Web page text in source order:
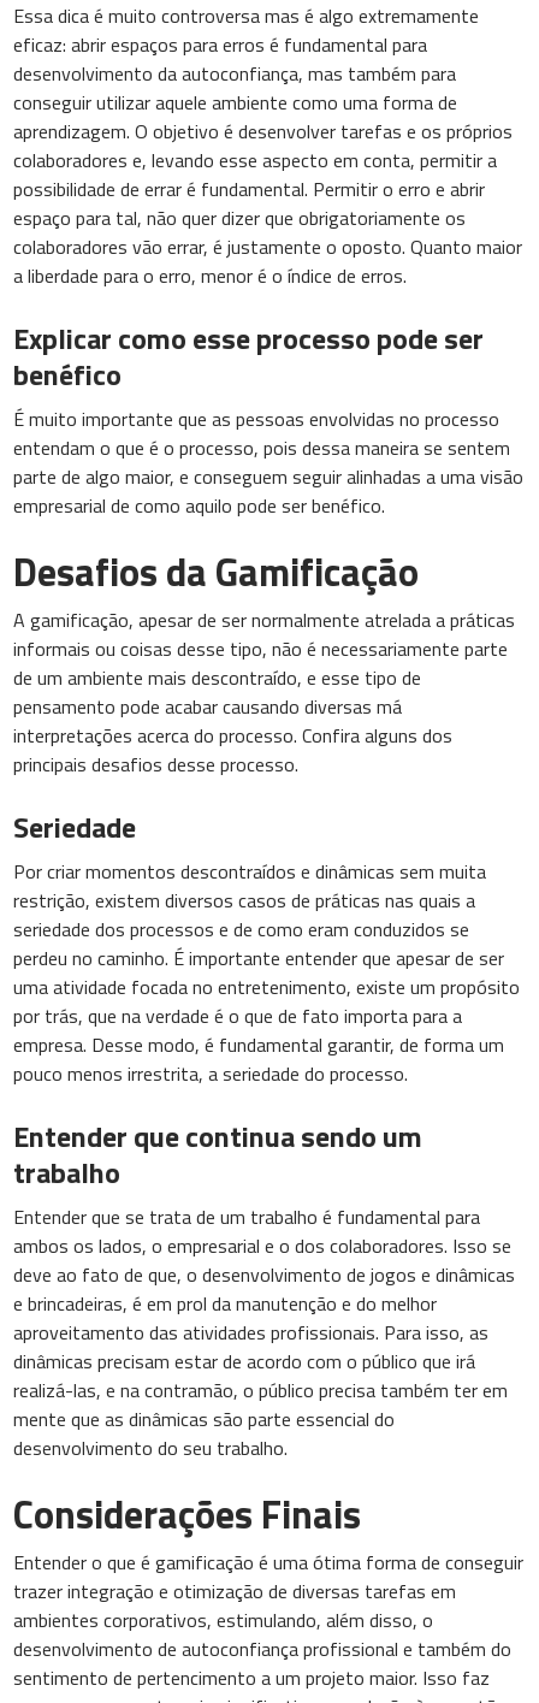
Essa dica é muito controversa mas é algo extremamente
eficaz: abrir espaços para erros é fundamental para
desenvolvimento da autoconfiança, mas também para
conseguir utilizar aquele ambiente como uma forma de
aprendizagem. O objetivo é desenvolver tarefas e os próprios
colaboradores e, levando esse aspecto em conta, permitir a
possibilidade de errar é fundamental. Permitir o erro e abrir
espaço para tal, não quer dizer que obrigatoriamente os
colaboradores vão errar, é justamente o oposto. Quanto maior
a liberdade para o erro, menor é o índice de erros.
Explicar como esse processo pode ser
benéfico
É muito importante que as pessoas envolvidas no processo
entendam o que é o processo, pois dessa maneira se sentem
parte de algo maior, e conseguem seguir alinhadas a uma visão
empresarial de como aquilo pode ser benéfico.
Desafios da Gamificação
A gamificação, apesar de ser normalmente atrelada a práticas
informais ou coisas desse tipo, não é necessariamente parte
de um ambiente mais descontraído, e esse tipo de
pensamento pode acabar causando diversas má
interpretações acerca do processo. Confira alguns dos
principais desafios desse processo.
Seriedade
Por criar momentos descontraídos e dinâmicas sem muita
restrição, existem diversos casos de práticas nas quais a
seriedade dos processos e de como eram conduzidos se
perdeu no caminho. É importante entender que apesar de ser
uma atividade focada no entretenimento, existe um propósito
por trás, que na verdade é o que de fato importa para a
empresa. Desse modo, é fundamental garantir, de forma um
pouco menos irrestrita, a seriedade do processo.
Entender que continua sendo um
trabalho
Entender que se trata de um trabalho é fundamental para
ambos os lados, o empresarial e o dos colaboradores. Isso se
deve ao fato de que, o desenvolvimento de jogos e dinâmicas
e brincadeiras, é em prol da manutenção e do melhor
aproveitamento das atividades profissionais. Para isso, as
dinâmicas precisam estar de acordo com o público que irá
realizá-las, e na contramão, o público precisa também ter em
mente que as dinâmicas são parte essencial do
desenvolvimento do seu trabalho.
Considerações Finais
Entender o que é gamificação é uma ótima forma de conseguir
trazer integração e otimização de diversas tarefas em
ambientes corporativos, estimulando, além disso, o
desenvolvimento de autoconfiança profissional e também do
sentimento de pertencimento a um projeto maior. Isso faz